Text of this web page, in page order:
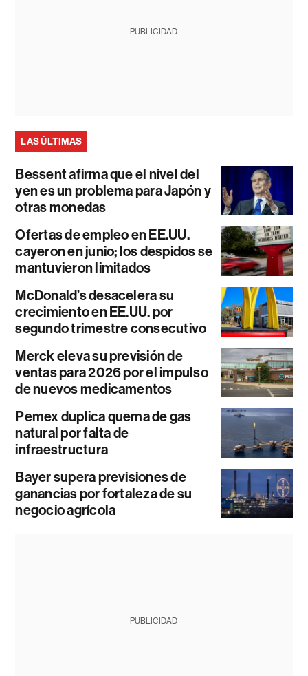
PUBLICIDAD
LAS ÚLTIMAS
Bessent afirma que el nivel del
yen es un problema para Japón y
otras monedas
Ofertas de empleo en EE.UU.
cayeron en junio; los despidos se
mantuvieron limitados
McDonald’s desacelera su
crecimiento en EE.UU. por
segundo trimestre consecutivo
Merck eleva su previsión de
ventas para 2026 por el impulso
de nuevos medicamentos
Pemex duplica quema de gas
natural por falta de
infraestructura
Bayer supera previsiones de
ganancias por fortaleza de su
negocio agrícola
PUBLICIDAD